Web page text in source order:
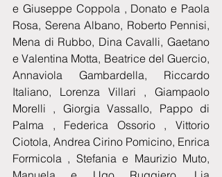
e Giuseppe Coppola , Donato e Paola
Rosa, Serena Albano, Roberto Pennisi,
Mena di Rubbo, Dina Cavalli, Gaetano
e Valentina Motta, Beatrice del Guercio,
Annaviola Gambardella, Riccardo
Italiano, Lorenza Villari , Giampaolo
Morelli , Giorgia Vassallo, Pappo di
Palma , Federica Ossorio , Vittorio
Ciotola, Andrea Cirino Pomicino, Enrica
Formicola , Stefania e Maurizio Muto,